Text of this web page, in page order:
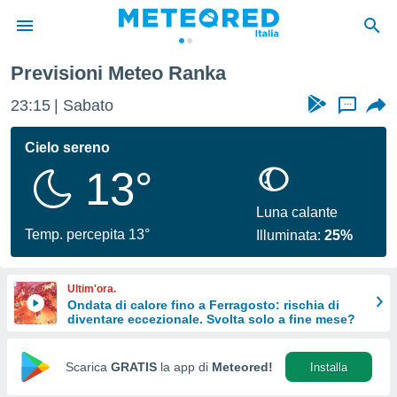
di
per
le
di
Web
Previsioni Meteo Ranka
23:15 Sabato ...
Cielo sereno
13°
Temp. percepita 13°
Luna calante
Illuminata:25%
Ultim'ora.
Ondata di calore fino a Ferragosto: rischia di
diventare eccezionale. Svolta solo a fine mese?
Scarica GRATIS la app di Meteored! Installa